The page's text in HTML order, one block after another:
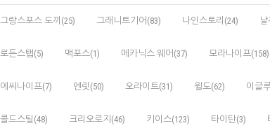
그랑스포스 도끼(25) 그래니트기어(83) 나인스토리(24)
로든스탭(5) 맥포스(1) 메카닉스 웨어(37) 모라나이프(158)
에씨나이프(7) 엔릿(50) 오라이트(31) 윌도(62) 이글
콜드스틸(48) 크리오로지(46) 키이스(123) 타이탄(3)